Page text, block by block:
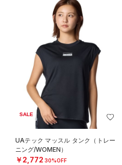
SALE
UAテック マッスル タンク（トレー
ニング/WOMEN）
￥2,772 30%OFF